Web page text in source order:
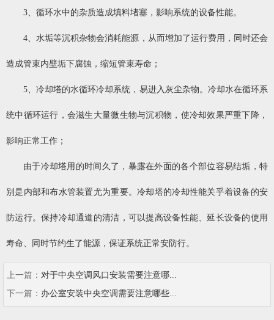
3、循环水中的杂质造成填料堵塞，影响系统的设备性能。
4、水垢等沉积杂物会消耗能源，从而增加了运行费用，同时还会
造成管束内壁垢下腐蚀，缩短管束寿命；
5、冷却塔的水循环冷却系统，易进入灰尘杂物。冷却水在循环系
统中循环运行，会滋生大量微生物与沉积物，使冷却效果严重下降，
影响正常工作；
由于冷却塔用的时间久了，暴露在外面的各个部位容易结垢，特
别是内部和布水管装置尤为重要。冷却塔的冷却性能关乎着设备的安
防运行。保持冷却通道的清洁，可以提高设备性能、延长设备的使用
寿命、同时节约生了能源，保证系统正常安防行。
上一篇： 对于中央空调风口安装需要注意哪...
下一篇： 办公室安装中央空调需要注意哪些...